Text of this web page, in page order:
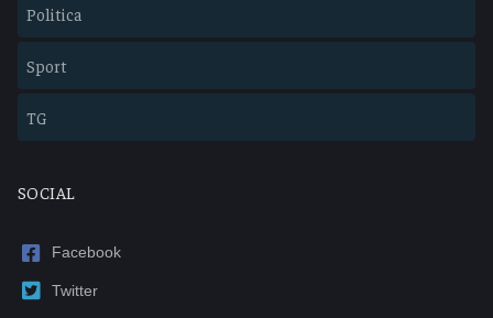
Politica
Sport
TG
SOCIAL
Facebook
Twitter